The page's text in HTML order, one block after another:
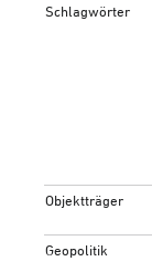
Schlagwörter
Objektträger
Geopolitik